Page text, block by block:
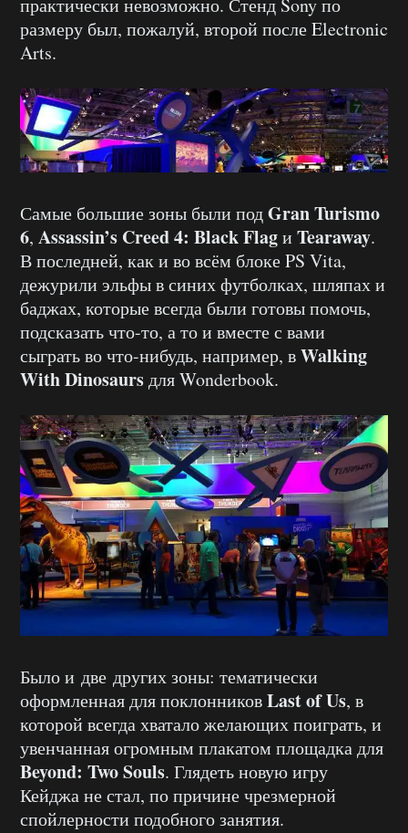
практически невозможно. Стенд Sony по
размеру был, пожалуй, второй после Electronic
Arts.
Самые большие зоны были подGran Turismo
6, Assassin’s Creed 4: Black Flagи Tearaway.
В последней, как и во всём блоке PS Vita,
дежурили эльфы в синих футболках, шляпах и
баджах, которые всегда были готовы помочь,
подсказать что-то, а то и вместе с вами
сыграть во что-нибудь, например, вWalking
With Dinosaursдля Wonderbook.
Было и две других зоны: тематически
оформленная для поклонниковLast of Us, в
которой всегда хватало желающих поиграть, и
увенчанная огромным плакатом площадка для
Beyond: Two Souls. Глядеть новую игру
Кейджа не стал, по причине чрезмерной
спойлерности подобного занятия.